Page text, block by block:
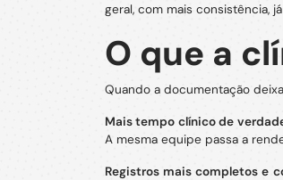
geral, com mais consistência,
O que a
Quando a documentação
Mais tempo clínico de
A mesma equipe passa a
Registros mais completos e